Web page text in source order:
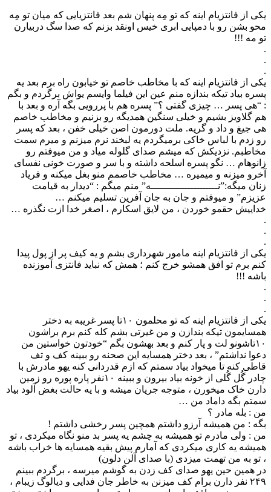
یکی از فانتزیام اینه که تو مِه پنهان شم بعد فانتزیایی که میان تو مِه
محو بشن رو با دمپایی ابری خیس اونقد بزنم که صدا سگ دربیارن
تو مه !!!
.
.
.
یکی از فانتزیام اینه که با مخاطب خاصم تو خیابون راه برم بعد یه
پسره بیاد تیکه بندازه منم عین این فیلما وایسم یواش برگردم و بگم
: “هی پسر … چیزی گفتی ؟” پسره هم با پررویی بگه آره و بعد با
هم گلاویز بشیم و خیلی سنگین همدیگه رو بزنیم و مخاطب خاصم
هی جیغ و داد و گریه. ملت دورمون اصن خیلی خفن ، بعد که پسر
رو زدم با لباس خاکی برمیگردم یه لبخند نرم میزنم و میرم سمت
مخاطبم. نزدیکش که میشم صدای گلوله میاد و من میوفتم رو
زانوهام … نگو پسره اسلحه داشته و با سر و صورت خونی نفسای
آخرو میزنه و میمیره … مخاطب خاصمم منو بغل میکنه و فریاد
زنان میگه:”نــــــــــــــــــــــه” منم میگم : “دیدار به قیامت
عزیزم” و میوفتم و جان به جان آفرین تسلیم میکنم …
خداییش حقمو خوردن ، من لایق اسکارم ، اصغر خدا ازت نگذره …
.
.
.
یکی از فانتزیام اینه مامور شهرداری بشم و یه کیف پر از پول پیدا
کنم برم تو افق همشو خرج کنم ؛ همش که نباید فانتزی آموزنده
باشه !!!
.
.
.
یکی از فانتزیام اینه که تو محلمون ۱۰تا پسر غریبه به دختر
همسایمون تیکه بندازن و من غیرتی بشم کله کنم برم براشون
۱۰تاشونو لت و پار کنم و بعد بهشون بگم “خودتون خواستین من
دعوا نداشتم” ، بعد دختر همسایه این صحنه رو ببینه کف و تف
قاطی کنه تا میخواد بیاد سمتم که ازم قدردانی کنه یهو مادرش با
چادر گُل گُلی از خونه بیاد بیرون و ببینه ۱۰نفر پاره پوره رو زمین
دارن خاک میخورن ، متوجه جریان میشه و با یه حالت بغض آلود بیاد
سمتم بگه داماد من …
من : بله مادر ؟
بگه : من همیشه آرزو داشتم همچین پسر رخشی داشتم !
من : ولی مادرم تو همیشه به چشم یه پسر بد منو نگاه میکردی ، تو
همیشه یه کاری میکردی که آمارم پیش بقیه همسایه ها خراب باشه
، تو به من تهمت میزدی (با صدای آلن دلون)
در همین حین یهو صدای کف زدن به گوشم میرسه ، برگردم ببینم
۲۴۹ نفر دارن برام کف میزنن به خاطر جان فدایی و دیالوگ زیبام ،